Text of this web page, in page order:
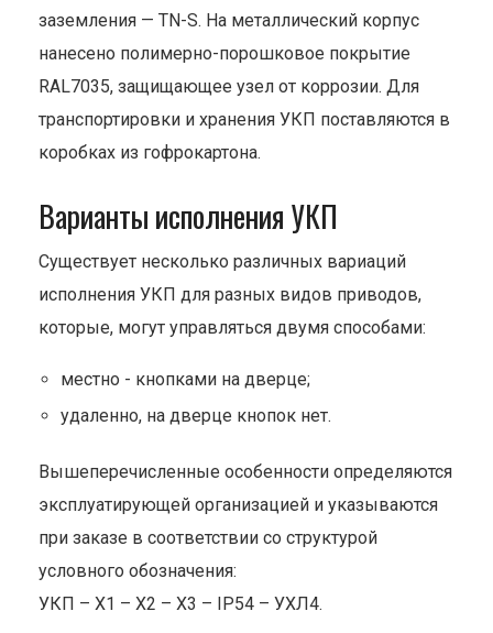
заземления — TN-S. На металлический корпус
нанесено полимерно-порошковое покрытие
RAL7035, защищающее узел от коррозии. Для
транспортировки и хранения УКП поставляются в
коробках из гофрокартона.
Варианты исполнения УКП
Существует несколько различных вариаций
исполнения УКП для разных видов приводов,
которые, могут управляться двумя способами:
местно - кнопками на дверце;
удаленно, на дверце кнопок нет.
Вышеперечисленные особенности определяются
эксплуатирующей организацией и указываются
при заказе в соответствии со структурой
условного обозначения:
УКП – Х1 – Х2 – Х3 – IP54 – УХЛ4.